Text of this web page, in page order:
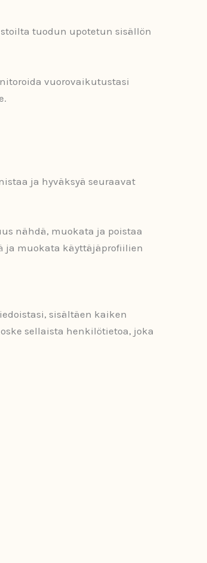
tuodun upotetun sisällön
vuorovaikutustasi
ja hyväksyä seuraavat
nähdä, muokata ja poistaa
ja muokata käyttäjäprofiilien
sisältäen kaiken
sellaista henkilötietoa, joka